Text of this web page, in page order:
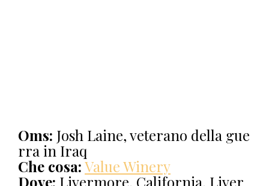
Oms: Josh Laine, veterano della gue
rra in Iraq
Che cosa:Value Winery
Dove: Livermore, California, Liver